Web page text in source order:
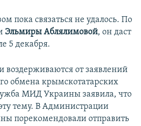
пока связаться не удалось. По
Эльмиры Аблялимовой, он даст
5 декабря.
воздерживаются от заявлений
обмена крымскотатарских
МИД Украины заявила, что
тему. В Администрации
порекомендовали отправить